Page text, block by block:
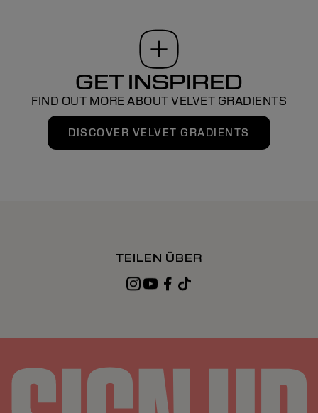
GET INSPIRED
FIND OUT MORE ABOUT VELVET GRADIENTS
DISCOVER VELVET GRADIENTS
TEILEN ÜBER